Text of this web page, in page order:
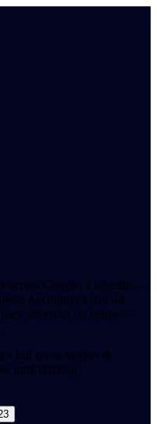
across Google, LinkedIn —
Accountfy's live ad
they advertise on below —
full go-to-market &
intel briefing.